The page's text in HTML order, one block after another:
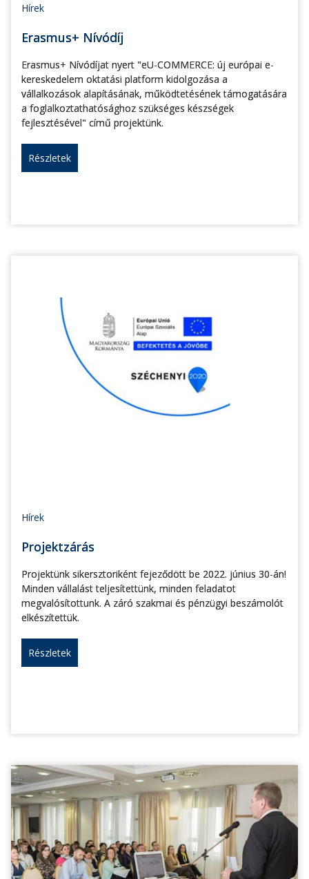
Hírek
Erasmus+ Nívódíj
Erasmus+ Nívódíjat nyert "eU-COMMERCE: új európai e-
kereskedelem oktatási platform kidolgozása a
vállalkozások alapításának, működtetésének támogatására
a foglalkoztathatósághoz szükséges készségek
fejlesztésével" című projektünk.
Részletek
Hírek
Projektzárás
Projektünk sikersztoriként fejeződött be 2022. június 30-án!
Minden vállalást teljesítettünk, minden feladatot
megvalósítottunk. A záró szakmai és pénzügyi beszámolót
elkészítettük.
Részletek